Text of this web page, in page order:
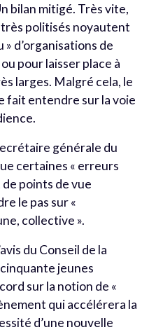
bilan mitigé. Très vite,
très politisés noyautent
» d’organisations de
pour laisser place à
larges. Malgré cela, le
fait entendre sur la voie
générale du
certaines « erreurs
points de vue
le pas sur «
collective ».
du Conseil de la
jeunes
sur la notion de «
qui accélérera la
d’une nouvelle